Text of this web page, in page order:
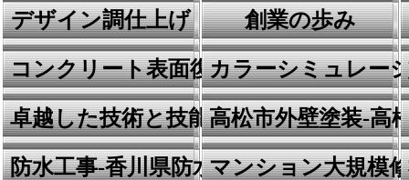
デザイン調仕上げ 創業の歩み
コンクリート表面復元工法カラーシミュレー
卓越した技術と技能高松市外壁塗装-高
防水工事-香川県防水の川田建装
マンション大規模